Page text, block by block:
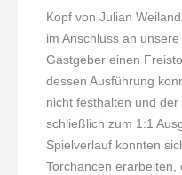
Kopf von Julian
im Anschluss an
Gastgeber einen
dessen Ausführung
nicht festhalten und
schließlich zum 1:1
Spielverlauf konnten
Torchancen erarbeiten,